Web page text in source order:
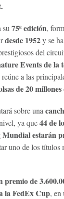
su 75ª edición,
desde 1952y se
del
Events de la
a las
de 20
sobre una
ya que44 de
estarán
uno de los títulos
de
la FedEx Cup, en